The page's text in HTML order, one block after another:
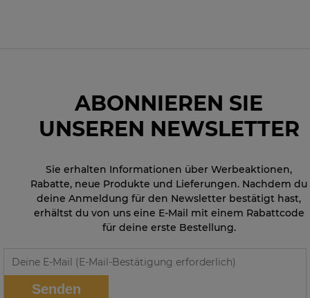
ABONNIEREN SIE
UNSEREN NEWSLETTER
Sie erhalten Informationen über Werbeaktionen,
Rabatte, neue Produkte und Lieferungen. Nachdem du
deine Anmeldung für den Newsletter bestätigt hast,
erhältst du von uns eine E-Mail mit einem Rabattcode
für deine erste Bestellung.
Senden